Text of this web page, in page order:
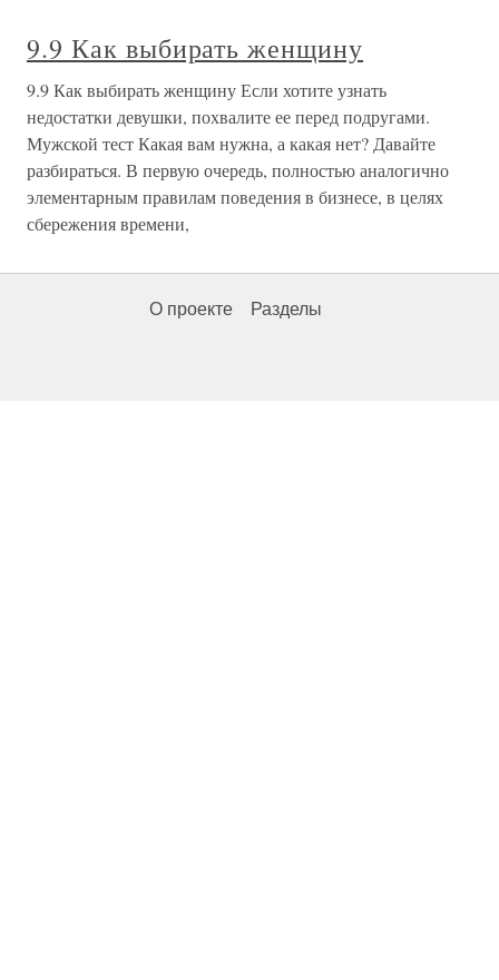
9.9 Как выбирать женщину
9.9 Как выбирать женщину Если хотите узнать
недостатки девушки, похвалите ее перед подругами.
Мужской тест Какая вам нужна, а какая нет? Давайте
разбираться. В первую очередь, полностью аналогично
элементарным правилам поведения в бизнесе, в целях
сбережения времени,
О проекте Разделы